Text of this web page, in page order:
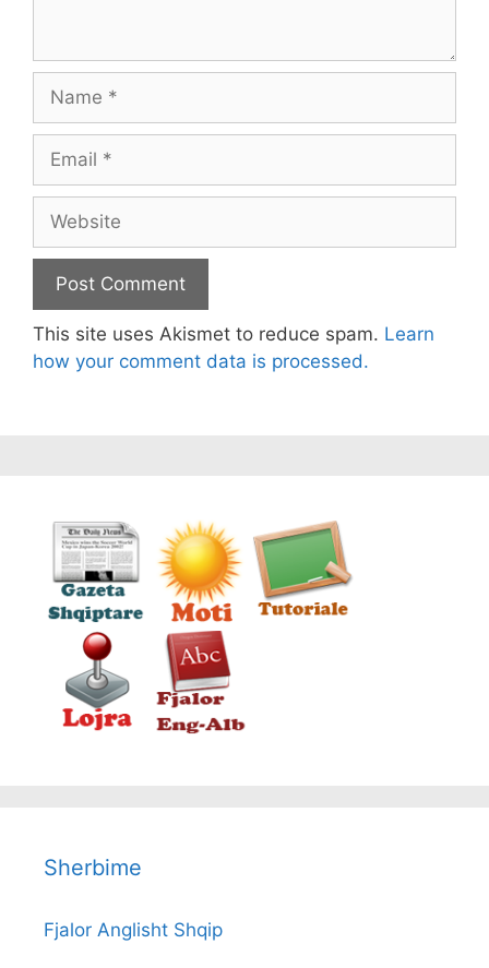
This site uses Akismet to reduce spam. Learn
how your comment data is processed.
Sherbime
Fjalor Anglisht Shqip